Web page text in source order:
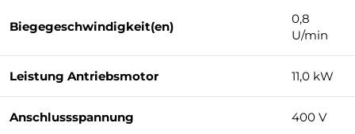
Biegegeschwindigkeit(en)
0,8
U/min
Leistung Antriebsmotor 11,0 kW
Anschlussspannung 400 V